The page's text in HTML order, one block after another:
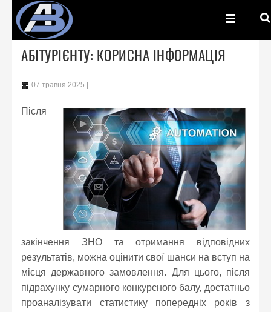
АБІТУРІЄНТУ: КОРИСНА ІНФОРМАЦІЯ
07 травня 2025
Після
закінчення ЗНО та отримання відповідних
результатів, можна оцінити свої шанси на вступ на
місця державного замовлення. Для цього, після
підрахунку сумарного конкурсного балу, достатньо
проаналізувати статистику попередніх років з